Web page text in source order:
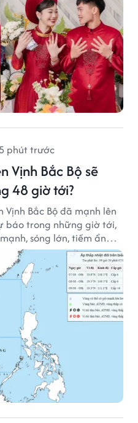
phút trước
Vịnh Bắc Bộ sẽ
48 giờ tới?
Bắc Bộ đã mạnh lên
báo trong những giờ tới,
sóng lớn, tiềm ẩn
của tàu thuyền trên